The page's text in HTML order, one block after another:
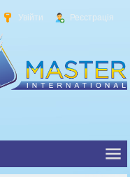
Увійти Реєстрація